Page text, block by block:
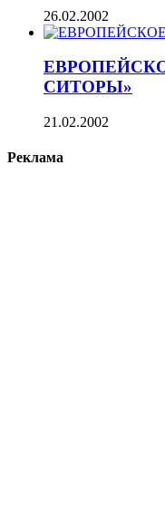
26.02.2002
СИТОРЫ»
21.02.2002
Реклама